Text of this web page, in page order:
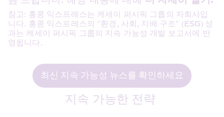
참고: 홍콩 익스프레스는 케세이 퍼시픽 그룹의 자회사입
니다. 홍콩 익스프레스의 "환경, 사회, 지배 구조" (ESG) 성
과는 케세이 퍼시픽 그룹의 지속 가능성 개발 보고서에 반
영됩니다.
최신 지속 가능성 뉴스를 확인하세요
지속 가능한 전략